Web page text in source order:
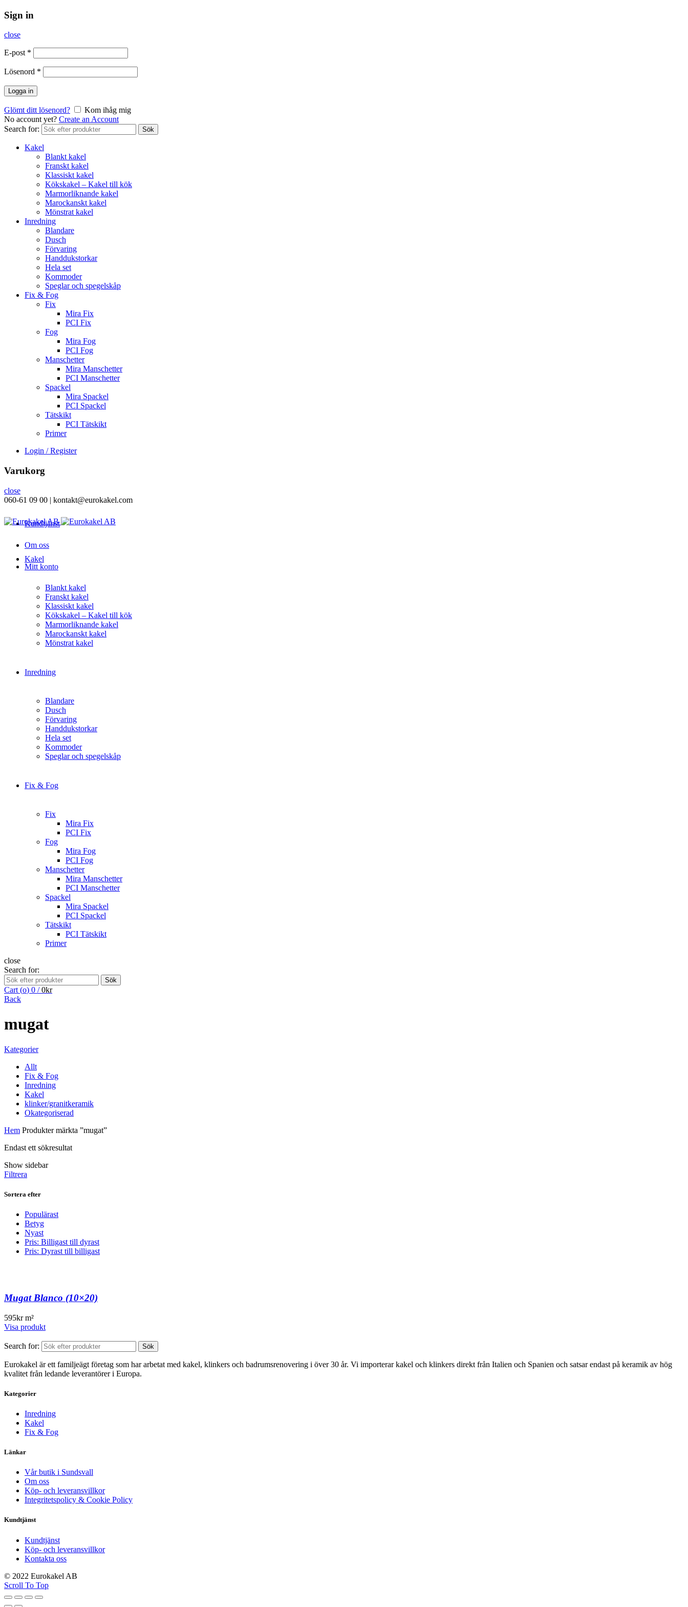
Sign in
close
E-post *
Lösenord *
Logga in
Glömt ditt lösenord?
Kom ihåg mig
No account yet? Create an Account
Search for:
Sök
Kakel
Blankt kakel
Franskt kakel
Klassiskt kakel
Kökskakel – Kakel till kök
Marmorliknande kakel
Marockanskt kakel
Mönstrat kakel
Inredning
Blandare
Dusch
Förvaring
Handdukstorkar
Hela set
Kommoder
Speglar och spegelskåp
Fix & Fog
Fix
Mira Fix
PCI Fix
Fog
Mira Fog
PCI Fog
Manschetter
Mira Manschetter
PCI Manschetter
Spackel
Mira Spackel
PCI Spackel
Tätskikt
PCI Tätskikt
Primer
Login / Register
Varukorg
close
060-61 09 00 | kontakt@eurokakel.com
Kundtjänst
Om oss
Mitt konto
Kakel
Blankt kakel
Franskt kakel
Klassiskt kakel
Kökskakel – Kakel till kök
Marmorliknande kakel
Marockanskt kakel
Mönstrat kakel
Inredning
Blandare
Dusch
Förvaring
Handdukstorkar
Hela set
Kommoder
Speglar och spegelskåp
Fix & Fog
Fix
Mira Fix
PCI Fix
Fog
Mira Fog
PCI Fog
Manschetter
Mira Manschetter
PCI Manschetter
Spackel
Mira Spackel
PCI Spackel
Tätskikt
PCI Tätskikt
Primer
close
Search for:
Sök
Cart (o) 0 / 0kr
Back
mugat
Kategorier
Allt
Fix & Fog
Inredning
Kakel
klinker/granitkeramik
Okategoriserad
Hem Produkter märkta ”mugat”
Endast ett sökresultat
Show sidebar
Filtrera
Sortera efter
Populärast
Betyg
Nyast
Pris: Billigast till dyrast
Pris: Dyrast till billigast
Mugat Blanco (10×20)
595krm²
Visa produkt
Search for: Sök
Eurokakel är ett familjeägt företag som har arbetat med kakel, klinkers och badrumsrenovering i över 30 år. Vi importerar kakel och klinkers direkt från Italien och Spanien och satsar endast på keramik av hög
kvalitet från ledande leverantörer i Europa.
Kategorier
Inredning
Kakel
Fix & Fog
Länkar
Vår butik i Sundsvall
Om oss
Köp- och leveransvillkor
Integritetspolicy & Cookie Policy
Kundtjänst
Kundtjänst
Köp- och leveransvillkor
Kontakta oss
© 2022 Eurokakel AB
Scroll To Top